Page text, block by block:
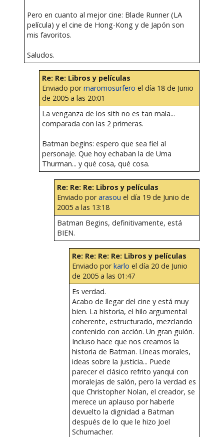
Pero en cuanto al mejor cine: Blade Runner (LA
película) y el cine de Hong-Kong y de Japón son
mis favoritos.
Saludos.
Re: Re: Libros y películas
Enviado pormaromosurfero el día 18 de Junio
de 2005 a las 20:01
La venganza de los sith no es tan mala...
comparada con las 2 primeras.
Batman begins: espero que sea fiel al
personaje. Que hoy echaban la de Uma
Thurman... y qué cosa, qué cosa.
Re: Re: Re: Libros y películas
Enviado porarasou el día 19 de Junio de
2005 a las 13:18
Batman Begins, definitivamente, está
BIEN.
Re: Re: Re: Re: Libros y películas
Enviado porkarlo el día 20 de Junio
de 2005 a las 01:47
Es verdad.
Acabo de llegar del cine y está muy
bien. La historia, el hilo argumental
coherente, estructurado, mezclando
contenido con acción. Un gran guión.
Incluso hace que nos creamos la
historia de Batman. Líneas morales,
ideas sobre la justicia... Puede
parecer el clásico refrito yanqui con
moralejas de salón, pero la verdad es
que Christopher Nolan, el creador, se
merece un aplauso por haberle
devuelto la dignidad a Batman
después de lo que le hizo Joel
Schumacher.